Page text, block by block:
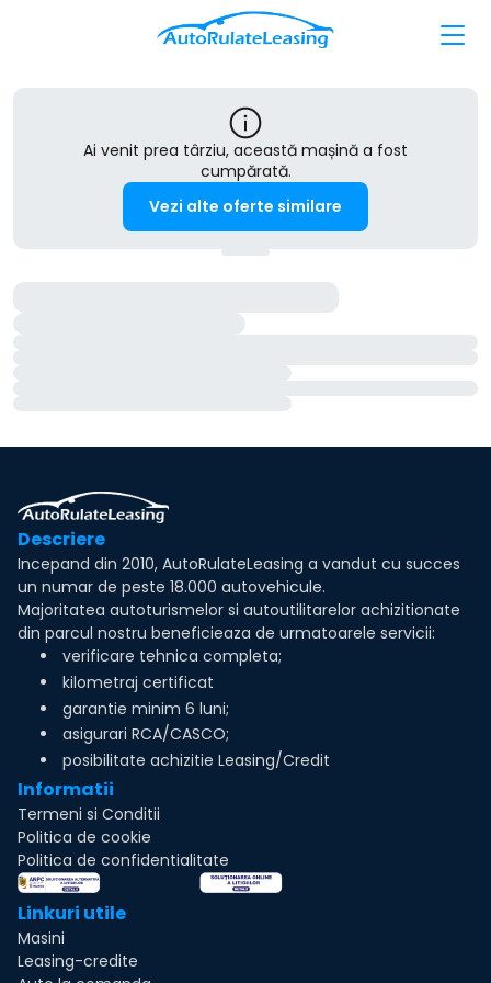
Ai venit prea târziu, această mașină a fost
cumpărată.
Vezi alte oferte similare
Descriere
Incepand din 2010, AutoRulateLeasing a vandut cu succes
un numar de peste 18.000 autovehicule.
Majoritatea autoturismelor si autoutilitarelor achizitionate
din parcul nostru beneficieaza de urmatoarele servicii:
verificare tehnica completa;
kilometraj certificat
garantie minim 6 luni;
asigurari RCA/CASCO;
posibilitate achizitie Leasing/Credit
Informatii
Termeni si Conditii
Politica de cookie
Politica de confidentialitate
Linkuri utile
Masini
Leasing-credite